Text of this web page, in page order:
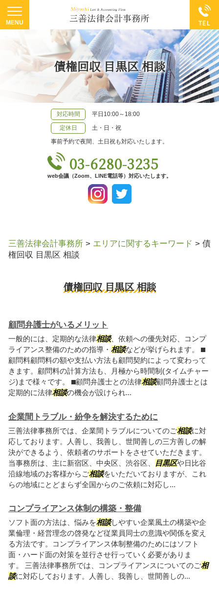
債権回収 目黒区 相談
対応時間
平日10:00～18:00
定休日
土・日・祝
事前予約で夜間、土日祝も対応いたします。
03-6280-3235
web会議（Zoom、LINE電話等）対応いたします。
三善法律会計事務所 > エリアに関するキーワード > 債
権回収 目黒区 相談
債権回収 目黒区 相談
顧問弁護士がいるメリット
一般的には、定期的な法律相談、依頼への優先対応、コンプ
ライアンス整備のための指導・ 相談などが挙げられます。 ⬛︎
顧問料顧問料の額や支払い方法も顧問契約によって変わって
きます。顧問料の計算方法も、月極から時間制(タイムチャー
ジ)まで様々です。 ⬛︎顧問弁護士との法律相談顧問弁護士とは
定期的に法律相談の機会が設けられ...
企業間トラブル・紛争を解決するために
三善法律事務所では、企業間トラブルについてのご相談に対
応しております。人善し、我善し、世間善しの三方善しの解
決ができるよう、依頼者のサポートをさせていただきます。
当事務所は、主に新宿区、中央区、渋谷区、
目黒区や日比谷
沿線地域のお客様からご相談をいただいておりますが、これ
らの地域にとどまらず全国からのご依頼に対応し...
コンプライアンス体制の構築・整備
ソフト面の方法は、悩みを相談しやすい企業風土の構築や企
業倫理・経営理念の啓発など従業員同士の意識や関係を変え
る方法です。コンプライアンス体制整備のためにはソフト
面・ハード面の対策を並行させ行っていく必要がありま
す。 三善法律事務所では、コンプライアンスについてのご相
談に対応しております。人善し、我善し、世間善しの...